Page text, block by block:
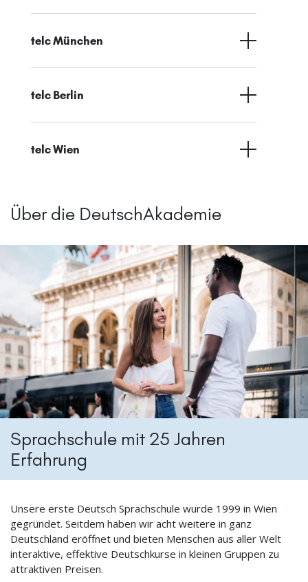
telc München
telc Berlin
telc Wien
Über die DeutschAkademie
Sprachschule mit 25 Jahren
Erfahrung
Unsere erste Deutsch Sprachschule wurde 1999 in Wien
gegründet. Seitdem haben wir acht weitere in ganz
Deutschland eröffnet und bieten Menschen aus aller Welt
interaktive, effektive Deutschkurse in kleinen Gruppen zu
attraktiven Preisen.